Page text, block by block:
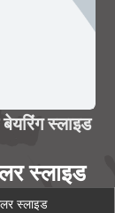
स्लाइड
स्लाइड
स्लाइड